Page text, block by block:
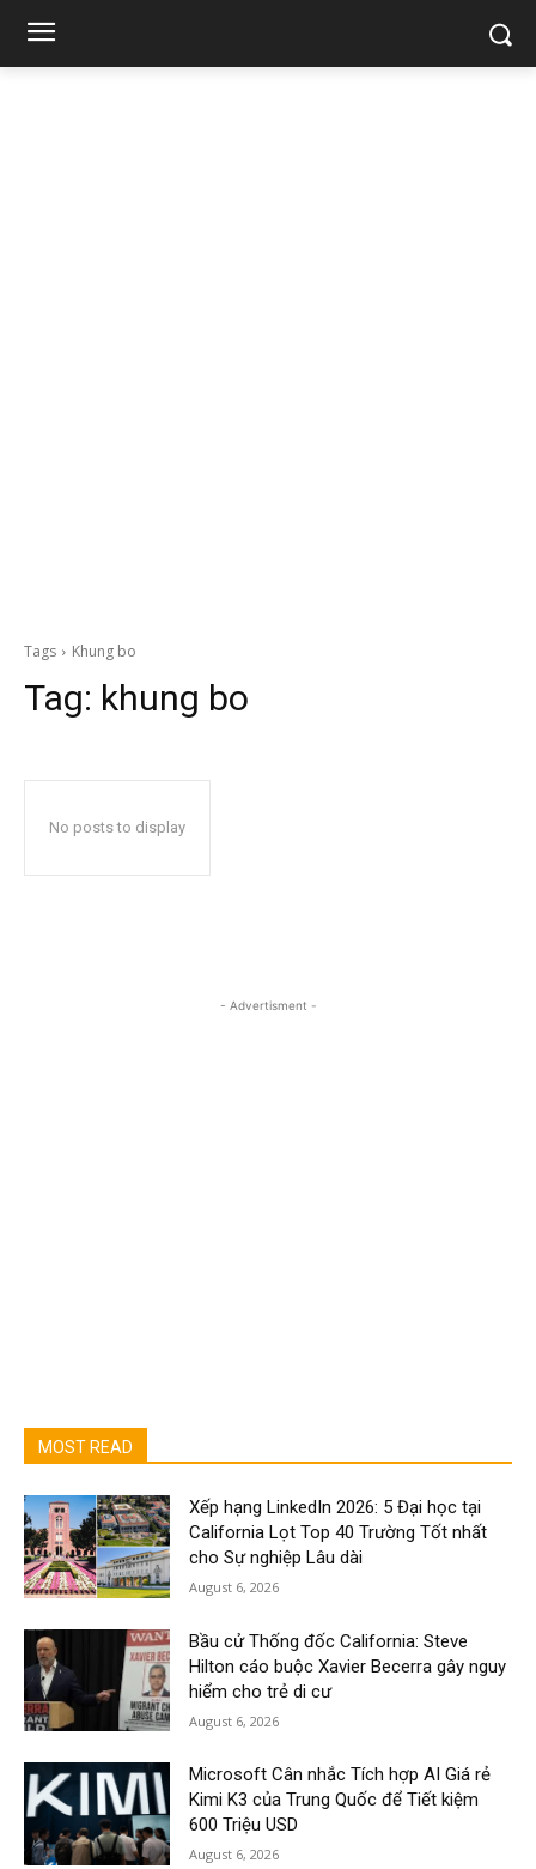
Tags Khung bo
Tag: khung bo
No posts to display
- Advertisment -
MOST READ
Xếp hạng LinkedIn 2026: 5 Đại học tại
California Lọt Top 40 Trường Tốt nhất
cho Sự nghiệp Lâu dài
August 6, 2026
Bầu cử Thống đốc California: Steve
Hilton cáo buộc Xavier Becerra gây nguy
hiểm cho trẻ di cư
August 6, 2026
Microsoft Cân nhắc Tích hợp AI Giá rẻ
Kimi K3 của Trung Quốc để Tiết kiệm
600 Triệu USD
August 6, 2026